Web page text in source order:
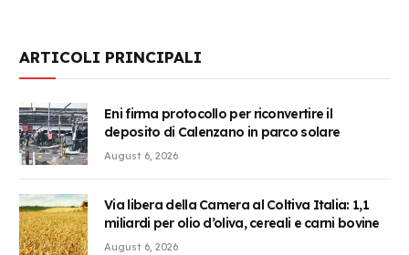
ARTICOLI PRINCIPALI
Eni firma protocollo per riconvertire il
deposito di Calenzano in parco solare
August 6, 2026
Via libera della Camera al Coltiva Italia: 1,1
miliardi per olio d’oliva, cereali e carni bovine
August 6, 2026